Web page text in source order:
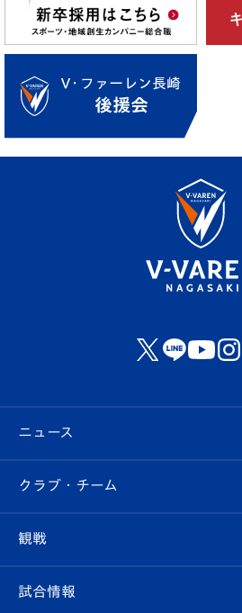
ニュース
すべて
クラブ
クラブ・チーム
観戦
観戦ルール
試合情報